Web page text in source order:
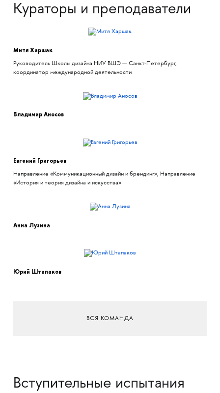
Кураторы и преподаватели
Митя Харшак
Руководитель Школы дизайна НИУ ВШЭ — Санкт-Петербург,
координатор международной деятельности
Владимир Аносов
Евгений Григорьев
Направление «Коммуникационный дизайн и брендинг», Направление
«История и теория дизайна и искусства»
Анна Лузина
Юрий Штапаков
ВСЯ КОМАНДА
Вступительные испытания